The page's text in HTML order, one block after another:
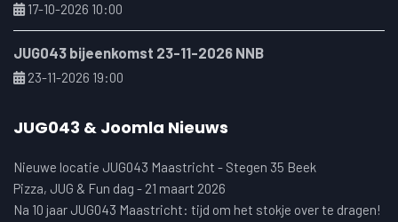
17-10-2026 10:00
JUG043 bijeenkomst 23-11-2026 NNB
23-11-2026 19:00
JUG043 & Joomla Nieuws
Nieuwe locatie JUG043 Maastricht - Stegen 35 Beek
Pizza, JUG & Fun dag - 21 maart 2026
Na 10 jaar JUG043 Maastricht: tijd om het stokje over te dragen!